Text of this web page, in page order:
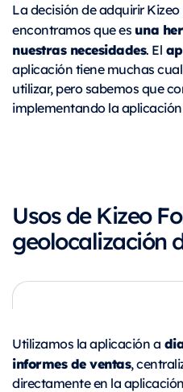
La decisión de adquirir
encontramos que es una
nuestras necesidades. El
aplicación tiene muchas
utilizar, pero sabemos que
implementando la
Usos de Kizeo
geolocalización
Utilizamos la aplicación a
informes de ventas,
directamente en la